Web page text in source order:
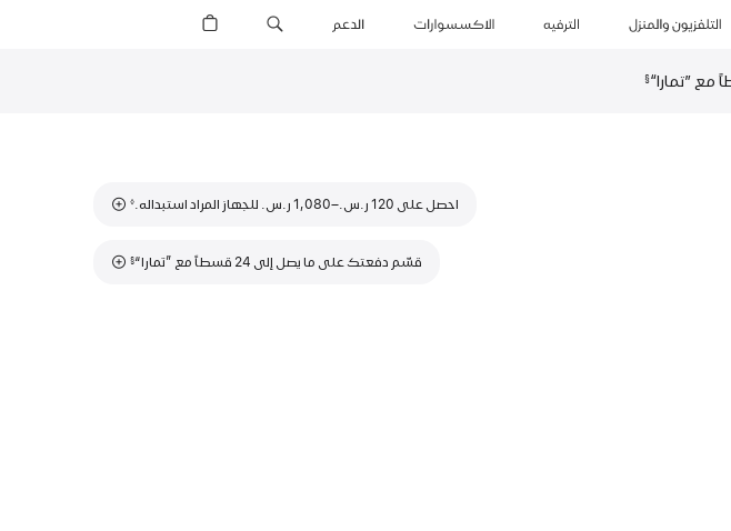
التلفزيون والمنزل الترفيه الاكسسوارات الدعم
§
احصل على 120 ر.س.‏–1,080 ر.س.‏ للجهاز المراد استبداله.
حاشية
◊
قسّم دفعتك على ما يصل إلى 24 قسطاً مع ”تمارا“
حاشية
§